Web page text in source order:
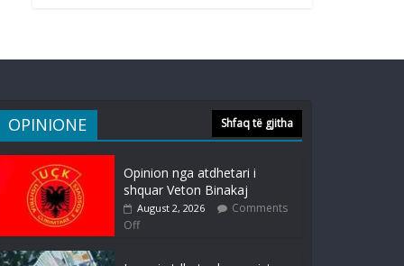
OPINIONE Shfaq të gjitha
Opinion nga atdhetari i
shquar Veton Binakaj
August 2, 2026
Comments
Off